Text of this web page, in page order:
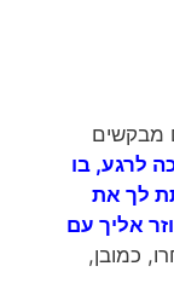
מבקשים
לרגע, בו
לך את
אליך עם
כמובן,